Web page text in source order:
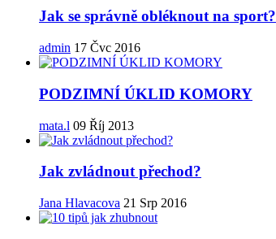
Jak se správně obléknout na sport?
admin 17 Čvc 2016
PODZIMNÍ ÚKLID KOMORY
mata.l 09 Říj 2013
Jak zvládnout přechod?
Jana Hlavacova 21 Srp 2016